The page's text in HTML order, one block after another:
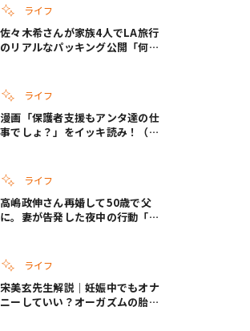
ライフ
佐々木希さんが家族4人でLA旅行
のリアルなパッキング公開「何が
ライフ
漫画「保護者支援もアンタ達の仕
事でしょ？」をイッキ読み！（右
ライフ
高嶋政伸さん再婚して50歳で父
に。妻が告発した夜中の行動「こ
ライフ
宋美玄先生解説｜妊娠中でもオナ
ニーしていい？オーガズムの胎児